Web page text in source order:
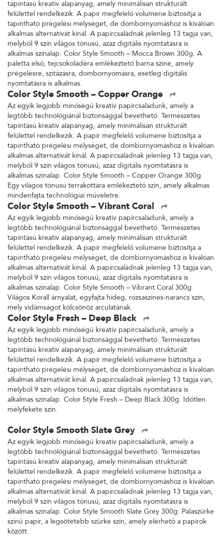
tapintású kreatív alapanyag, amely minimálisan strukturált
felülettel rendelkezik. A papír megfelelő volumene biztosítja a
tapintható prégelési mélységet, de dombornyomáshoz is kiválóan
alkalmas alternatívát kínál. A papírcsaládnak jelenleg 13 tagja van,
melyből 9 szín világos tónusú, azaz digitális nyomtatásra is
alkalmas színalap. Color Style Smooth – Mocca Brown 300g. A
paletta első, tejcsokoládéra emlékeztető barna színe, amely
prégelésre, szitázásra, dombornyomásra, esetleg digitális
nyomtatásra is alkalmas.
Color Style Smooth – Copper Orange
Az egyik legjobb minőségű kreatív papírcsaládunk, amely a
legtöbb technológiánál biztonsággal bevethető. Természetes
tapintású kreatív alapanyag, amely minimálisan strukturált
felülettel rendelkezik. A papír megfelelő volumene biztosítja a
tapintható prégelési mélységet, de dombornyomáshoz is kiválóan
alkalmas alternatívát kínál. A papírcsaládnak jelenleg 13 tagja van,
melyből 9 szín világos tónusú, azaz digitális nyomtatásra is
alkalmas színalap. Color Style Smooth – Copper Orange 300g.
Egy világos tónusú terrakottára emlékeztető szín, amely alkalmas
mindenfajta technológiai műveletre.
Color Style Smooth – Vibrant Coral
Az egyik legjobb minőségű kreatív papírcsaládunk, amely a
legtöbb technológiánál biztonsággal bevethető. Természetes
tapintású kreatív alapanyag, amely minimálisan strukturált
felülettel rendelkezik. A papír megfelelő volumene biztosítja a
tapintható prégelési mélységet, de dombornyomáshoz is kiválóan
alkalmas alternatívát kínál. A papírcsaládnak jelenleg 13 tagja van,
melyből 9 szín világos tónusú, azaz digitális nyomtatásra is
alkalmas színalap. Color Style Smooth – Vibrant Coral 300g.
Világos Korall árnyalat, egyfajta hideg, rózsaszínes-narancs szín,
mely vidámságot kölcsönöz arculatának.
Color Style Fresh – Deep Black
Az egyik legjobb minőségű kreatív papírcsaládunk, amely a
legtöbb technológiánál biztonsággal bevethető. Természetes
tapintású kreatív alapanyag, amely minimálisan strukturált
felülettel rendelkezik. A papír megfelelő volumene biztosítja a
tapintható prégelési mélységet, de dombornyomáshoz is kiválóan
alkalmas alternatívát kínál. A papírcsaládnak jelenleg 13 tagja van,
melyből 9 szín világos tónusú, azaz digitális nyomtatásra is
alkalmas színalap. Color Style Fresh – Deep Black 300g. Időtlen
mélyfekete szín.
Color Style Smooth Slate Grey
Az egyik legjobb minőségű kreatív papírcsaládunk, amely a
legtöbb technológiánál biztonsággal bevethető. Természetes
tapintású kreatív alapanyag, amely minimálisan strukturált
felülettel rendelkezik. A papír megfelelő volumene biztosítja a
tapintható prégelési mélységet, de dombornyomáshoz is kiválóan
alkalmas alternatívát kínál. A papírcsaládnak jelenleg 13 tagja van,
melyből 9 szín világos tónusú, azaz digitális nyomtatásra is
alkalmas színalap. Color Style Smooth Slate Grey 300g: Palaszürke
színű papír, a legsötétebb szürke szín, amely elérhető a papírok
között.